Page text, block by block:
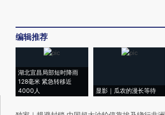
编辑推荐
湖北宜昌局部短时降雨
128毫米 紧急转移近
4000人
显影｜瓜农的漫长等待